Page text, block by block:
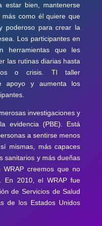
estar bien, mantenerse
como él quiere que
poderoso para crear la
Los participantes en
herramientas que les
las rutinas diarias hasta
o crisis.Tl taller
y aumenta los
investigaciones y
evidencia (PBE). Está
a sentirse menos
mismas, más capaces
sanitarios y más dueñas
creemos que no
En 2010, el WRAP fue
de Servicios de Salud
de los Estados Unidos